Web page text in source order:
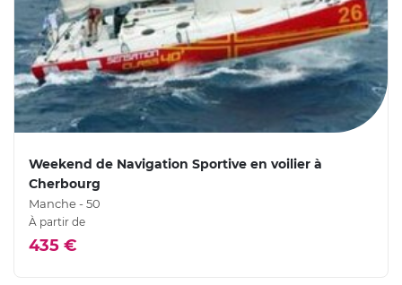
Weekend de Navigation Sportive en voilier à
Cherbourg
Manche - 50
À partir de
435 €